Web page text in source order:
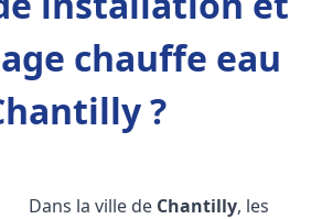
chauffe eau
?
Dans la ville de Chantilly, les